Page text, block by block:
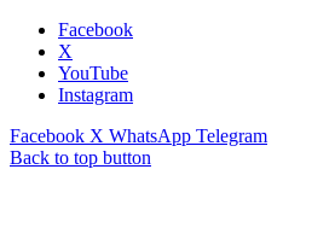
Facebook
X
YouTube
Instagram
Facebook X WhatsApp Telegram
Back to top button